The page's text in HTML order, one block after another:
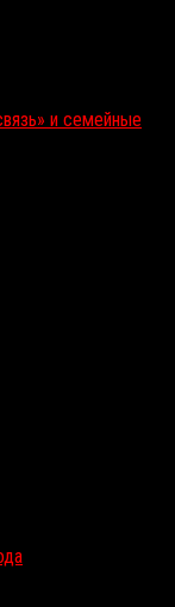
и семейные